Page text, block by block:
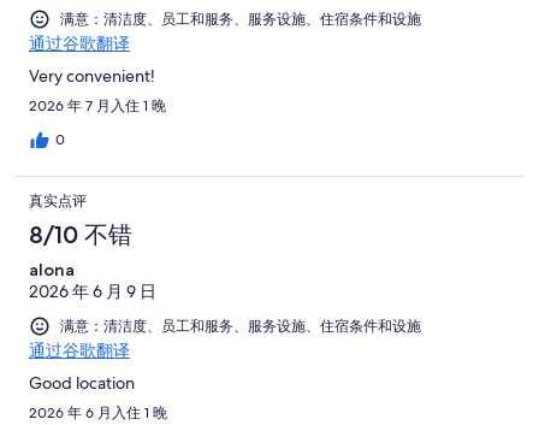
满意：清洁度、员工和服务、服务设施、住宿条件和设施
通过谷歌翻译
Very convenient!
2026 年 7 月入住 1 晚
0
真实点评
8/10 不错
alona
2026 年 6 月 9 日
满意：清洁度、员工和服务、服务设施、住宿条件和设施
通过谷歌翻译
Good location
2026 年 6 月入住 1 晚